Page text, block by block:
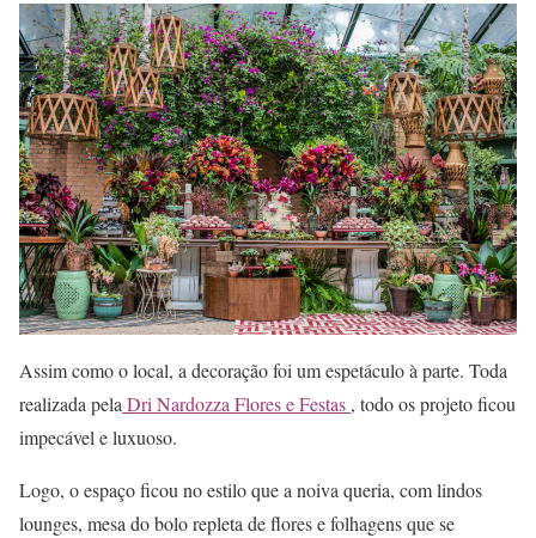
Assim como o local, a decoração foi um espetáculo à parte. Toda
realizada pela Dri Nardozza Flores e Festas , todo os projeto ficou
impecável e luxuoso.
Logo, o espaço ficou no estilo que a noiva queria, com lindos
lounges, mesa do bolo repleta de flores e folhagens que se